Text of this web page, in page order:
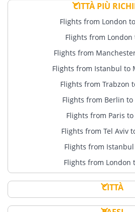
CITTÀ PIÙ
Flights from London
Flights from London
Flights from
Flights from Istanbul to
Flights from Trabzon
Flights from Berlin
Flights from Paris to
Flights from Tel Aviv
Flights from Istanbul
Flights from London
CITTÀ